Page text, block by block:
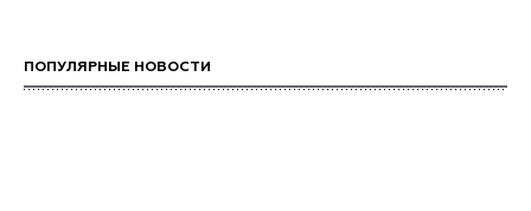
ПОПУЛЯРНЫЕ НОВОСТИ